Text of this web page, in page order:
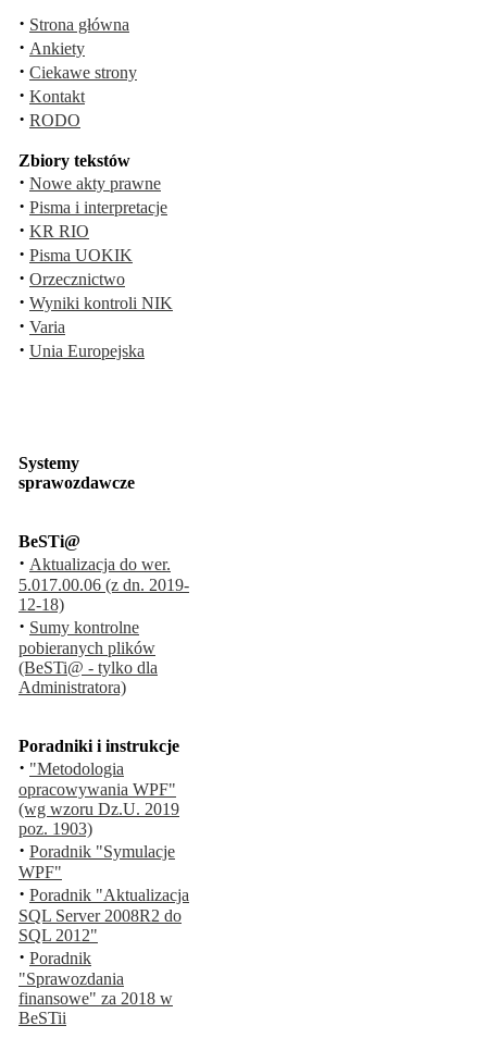
· Strona główna
· Ankiety
· Ciekawe strony
· Kontakt
· RODO
Zbiory tekstów
· Nowe akty prawne
· Pisma i interpretacje
· KR RIO
· Pisma UOKIK
· Orzecznictwo
· Wyniki kontroli NIK
· Varia
· Unia Europejska
Systemy
sprawozdawcze
BeSTi@
· Aktualizacja do wer.
5.017.00.06 (z dn. 2019-
12-18)
· Sumy kontrolne
pobieranych plików
(BeSTi@ - tylko dla
Administratora)
Poradniki i instrukcje
· "Metodologia
opracowywania WPF"
(wg wzoru Dz.U. 2019
poz. 1903)
· Poradnik "Symulacje
WPF"
· Poradnik "Aktualizacja
SQL Server 2008R2 do
SQL 2012"
· Poradnik
"Sprawozdania
finansowe" za 2018 w
BeSTii